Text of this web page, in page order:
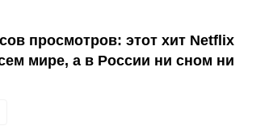
просмотров: этот хит Netflix
мире, а в России ни сном ни